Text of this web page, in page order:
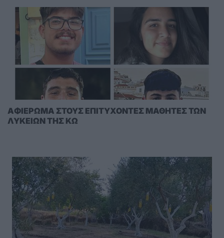
AΦΙΕΡΩΜΑ ΣΤΟΥΣ ΕΠΙΤΥΧΟΝΤΕΣ ΜΑΘΗΤΕΣ ΤΩΝ
ΛΥΚΕΙΩΝ ΤΗΣ ΚΩ